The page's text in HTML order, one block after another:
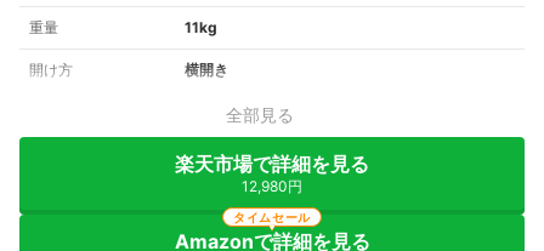
重量 11kg
開け方 横開き
全部見る
楽天市場で詳細を見る
12,980円
Amazonで詳細を見る
タイムセール